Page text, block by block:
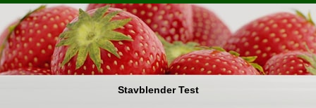
Gå
indholdet
Stavblender Test